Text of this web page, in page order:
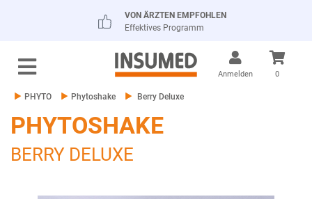
Anmelden 0
VON ÄRZTEN EMPFOHLEN
Effektives Programm
PHYTO Phytoshake Berry Deluxe
PHYTOSHAKE
BERRY DELUXE